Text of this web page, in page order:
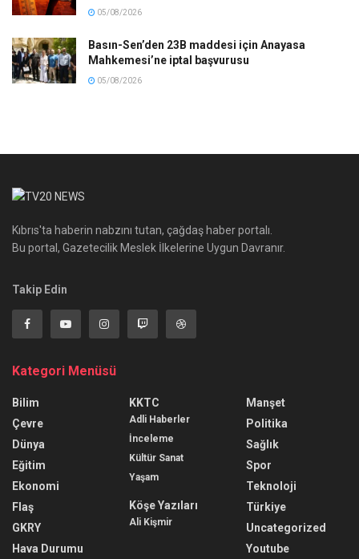
05/08/2026
Basın-Sen’den 23B maddesi için Anayasa
Mahkemesi’ne iptal başvurusu
05/08/2026
Kıbrıs'ta haberin nabzını tutan, çağdaş haber portalı.
Bu portal, Gazetecilik Meslek İlkelerine Uygun Davranır.
Takip Edin
Kategori Menüsü
Bilim
Çevre
Dünya
Eğitim
Ekonomi
Flaş
GKRY
Hava Durumu
KKTC
Adli Haberler
İnceleme
Kültür Sanat
Yaşam
Köşe Yazıları
Ali Kişmir
Manşet
Politika
Sağlık
Spor
Teknoloji
Türkiye
Uncategorized
Youtube